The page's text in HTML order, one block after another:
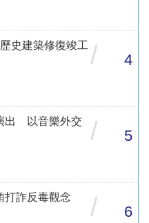
史建築修復竣工 / 4
出 以音樂外交
/ 5
打詐反毒觀念
/ 6